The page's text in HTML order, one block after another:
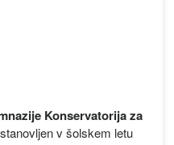
Konservatorija za
v šolskem letu